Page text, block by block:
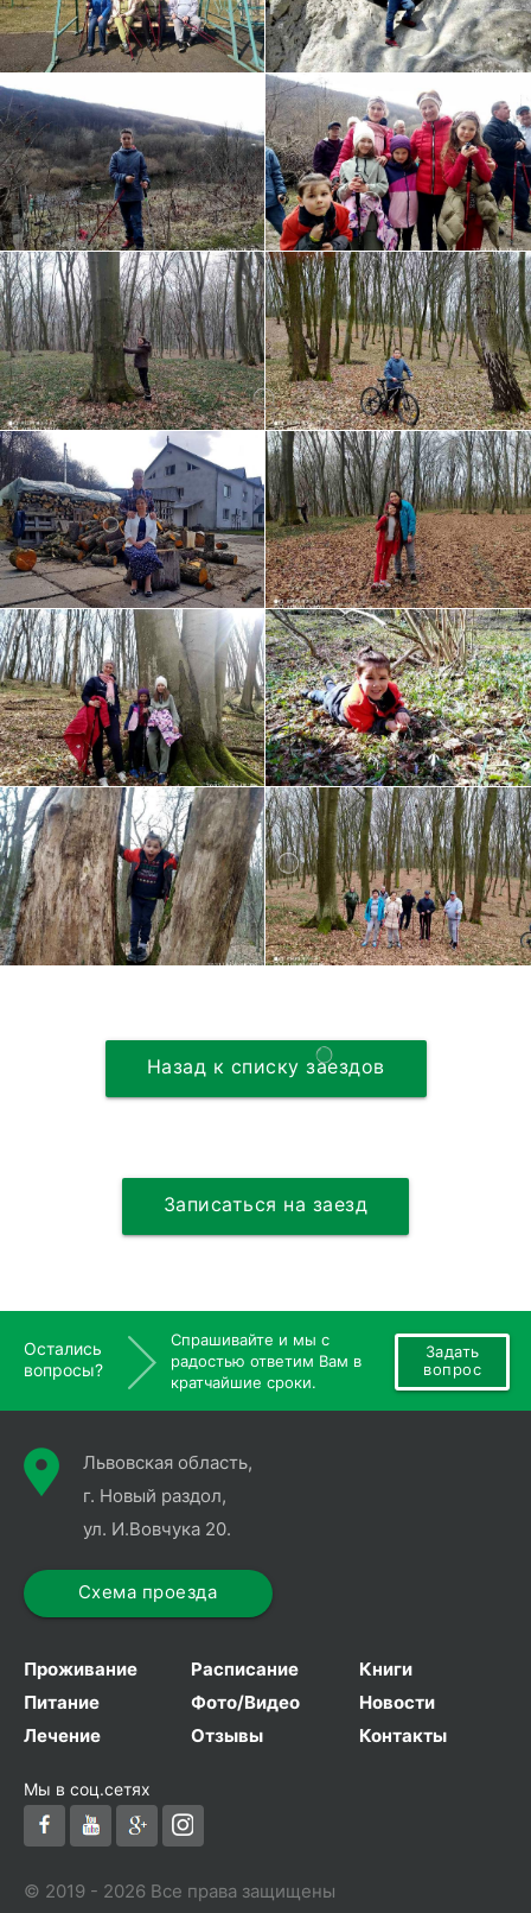
Назад к списку заездов
Записаться на заезд
Остались
вопросы?
Спрашивайте и мы с
радостью ответим Вам в
кратчайшие сроки.
Задать
вопрос
Львовская область,
г. Новый раздол,
ул. И.Вовчука 20.
Схема проезда
Проживание
Питание
Лечение
Расписание
Фото/Видео
Отзывы
Книги
Новости
Контакты
Мы в соц.сетях
© 2019 - 2026 Все права защищены